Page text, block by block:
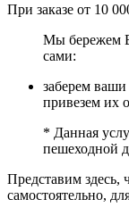
При заказе от 10
Мы бережем
сами:
заберем
привезем их
* Данная
пешеходной
Представим здесь,
самостоятельно,